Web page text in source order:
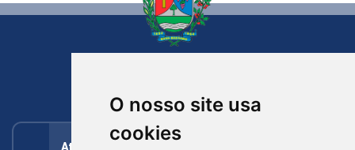
O nosso site usa
cookies
Atendimento